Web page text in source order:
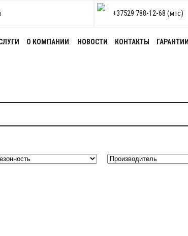
+37529 788-12-68 (мтс)
О КОМПАНИИ НОВОСТИ КОНТАКТЫ ГАРАНТИИ